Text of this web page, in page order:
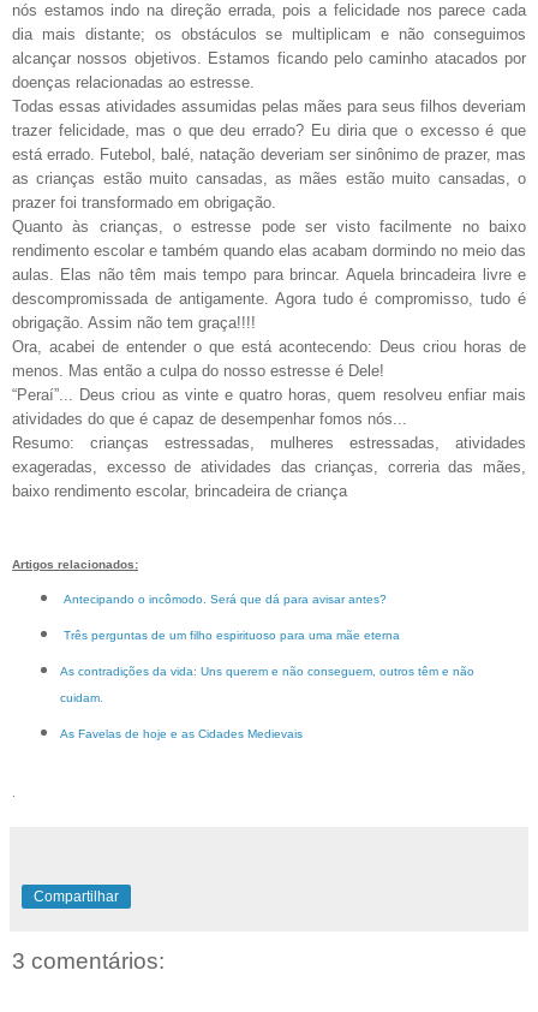
nós estamos indo na direção errada, pois a felicidade nos parece cada
dia mais distante; os obstáculos se multiplicam e não conseguimos
alcançar nossos objetivos. Estamos ficando pelo caminho atacados por
doenças relacionadas ao estresse.
Todas essas atividades assumidas pelas mães para seus filhos deveriam
trazer felicidade, mas o que deu errado? Eu diria que o excesso é que
está errado. Futebol, balé, natação deveriam ser sinônimo de prazer, mas
as crianças estão muito cansadas, as mães estão muito cansadas, o
prazer foi transformado em obrigação.
Quanto às crianças, o estresse pode ser visto facilmente no baixo
rendimento escolar e também quando elas acabam dormindo no meio das
aulas. Elas não têm mais tempo para brincar. Aquela brincadeira livre e
descompromissada de antigamente. Agora tudo é compromisso, tudo é
obrigação. Assim não tem graça!!!!
Ora, acabei de entender o que está acontecendo: Deus criou horas de
menos. Mas então a culpa do nosso estresse é Dele!
“Peraí”... Deus criou as vinte e quatro horas, quem resolveu enfiar mais
atividades do que é capaz de desempenhar fomos nós...
Resumo: crianças estressadas, mulheres estressadas, atividades
exageradas, excesso de atividades das crianças, correria das mães,
baixo rendimento escolar, brincadeira de criança
Artigos relacionados:
Antecipando o incômodo. Será que dá para avisar antes?
Três perguntas de um filho espirituoso para uma mãe eterna
As contradições da vida: Uns querem e não conseguem, outros têm e não
cuidam.
As Favelas de hoje e as Cidades Medievais
Compartilhar
3 comentários: